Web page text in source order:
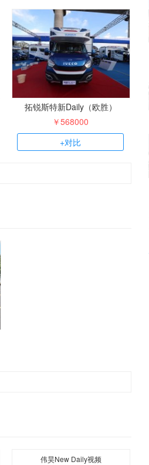
拓锐斯特新Daily（欧胜）
￥568000
+对比
伟昊New Daily视频